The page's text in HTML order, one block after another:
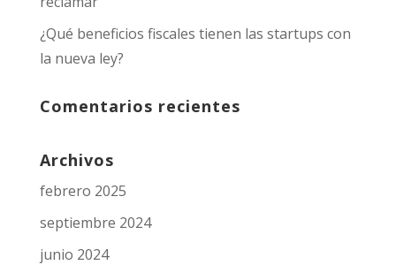
¿Qué beneficios fiscales tienen las startups con
la nueva ley?
Comentarios recientes
Archivos
febrero 2025
septiembre 2024
junio 2024